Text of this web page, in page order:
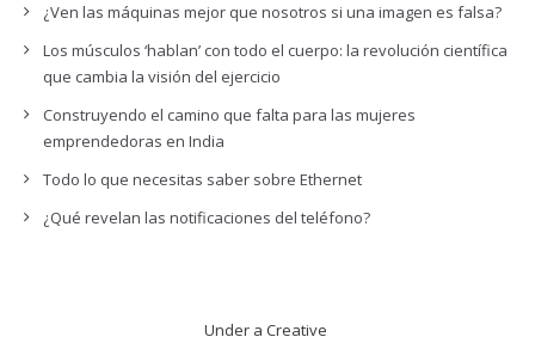
¿Ven las máquinas mejor que nosotros si una imagen es falsa?
Los músculos ‘hablan’ con todo el cuerpo: la revolución científica
que cambia la visión del ejercicio
Construyendo el camino que falta para las mujeres
emprendedoras en India
Todo lo que necesitas saber sobre Ethernet
¿Qué revelan las notificaciones del teléfono?
Under a Creative